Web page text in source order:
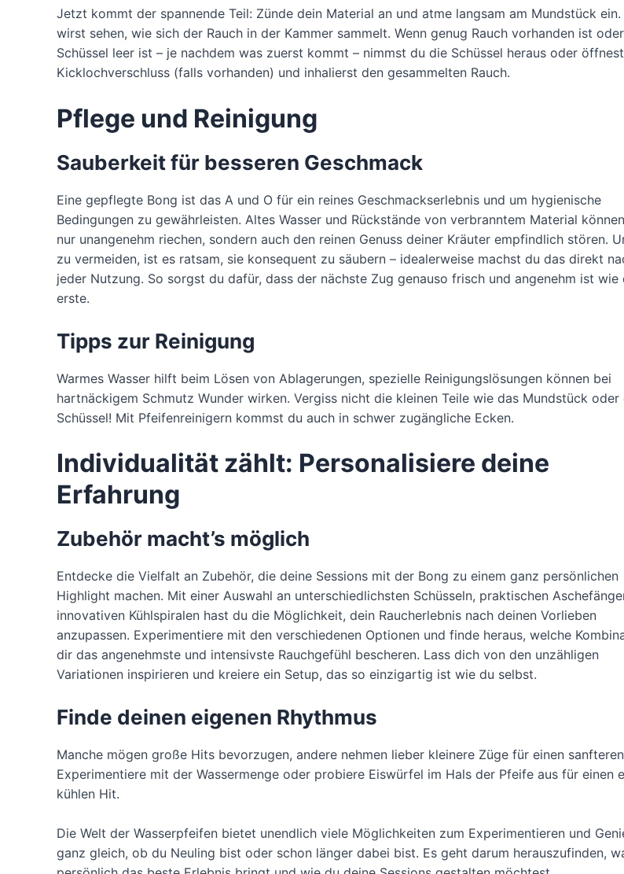
Jetzt kommt der spannende Teil: Zünde dein Material an und atme langsam am Mundstück ein.
wirst sehen, wie sich der Rauch in der Kammer sammelt. Wenn genug Rauch vorhanden ist
Schüssel leer ist – je nachdem was zuerst kommt – nimmst du die Schüssel heraus oder
Kicklochverschluss (falls vorhanden) und inhalierst den gesammelten Rauch.
Pflege und Reinigung
Sauberkeit für besseren Geschmack
Eine gepflegte Bong ist das A und O für ein reines Geschmackserlebnis und um hygienische
Bedingungen zu gewährleisten. Altes Wasser und Rückstände von verbranntem Material
nur unangenehm riechen, sondern auch den reinen Genuss deiner Kräuter empfindlich stören.
zu vermeiden, ist es ratsam, sie konsequent zu säubern – idealerweise machst du das direkt
jeder Nutzung. So sorgst du dafür, dass der nächste Zug genauso frisch und angenehm ist wie
erste.
Tipps zur Reinigung
Warmes Wasser hilft beim Lösen von Ablagerungen, spezielle Reinigungslösungen können bei
hartnäckigem Schmutz Wunder wirken. Vergiss nicht die kleinen Teile wie das Mundstück oder
Schüssel! Mit Pfeifenreinigern kommst du auch in schwer zugängliche Ecken.
Individualität zählt: Personalisiere deine
Erfahrung
Zubehör macht’s möglich
Entdecke die Vielfalt an Zubehör, die deine Sessions mit der Bong zu einem ganz persönlichen
Highlight machen. Mit einer Auswahl an unterschiedlichsten Schüsseln, praktischen
innovativen Kühlspiralen hast du die Möglichkeit, dein Raucherlebnis nach deinen Vorlieben
anzupassen. Experimentiere mit den verschiedenen Optionen und finde heraus, welche
dir das angenehmste und intensivste Rauchgefühl bescheren. Lass dich von den unzähligen
Variationen inspirieren und kreiere ein Setup, das so einzigartig ist wie du selbst.
Finde deinen eigenen Rhythmus
Manche mögen große Hits bevorzugen, andere nehmen lieber kleinere Züge für einen
Experimentiere mit der Wassermenge oder probiere Eiswürfel im Hals der Pfeife aus für einen
kühlen Hit.
Die Welt der Wasserpfeifen bietet unendlich viele Möglichkeiten zum Experimentieren und
ganz gleich, ob du Neuling bist oder schon länger dabei bist. Es geht darum herauszufinden,